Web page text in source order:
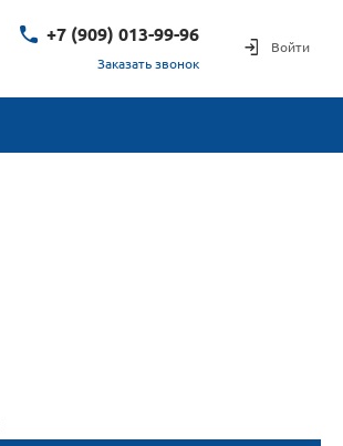
+7 (909) 013-99-96
Пн-Пт: 9:00-18:00
Заказать звонок
Войти